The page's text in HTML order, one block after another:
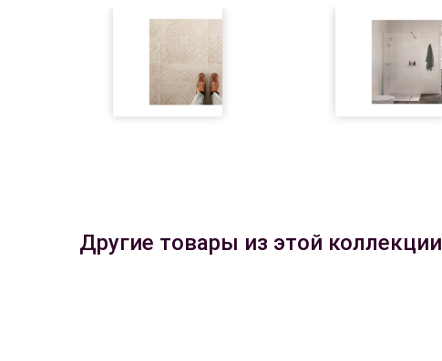
Другие товары из этой коллекции